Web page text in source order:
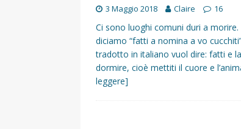
3 Maggio 2018 Claire 16
Ci sono luoghi comuni duri a morire.
diciamo “fatti a nomina a vo
tradotto in italiano vuol dire: fatti e
dormire, cioè mettiti il cuore e
leggere]